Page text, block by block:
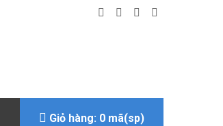
Giỏ hàng: 0 mã(sp)